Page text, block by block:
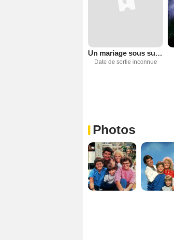
Un mariage sous surveillance
Date de sortie inconnue
Photos